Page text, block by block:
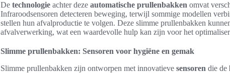
De technologie achter deze automatische prullenbakken omvat
Infraroodsensoren detecteren beweging, terwijl sommige modellen
stellen hun afvalproductie te volgen. Deze slimme prullenbakken
afvalverwerking, wat een waardevolle hulp kan zijn voor het
Slimme prullenbakken: Sensoren voor hygiëne en gemak
Slimme prullenbakken zijn ontworpen met innovatieve sensoren die de